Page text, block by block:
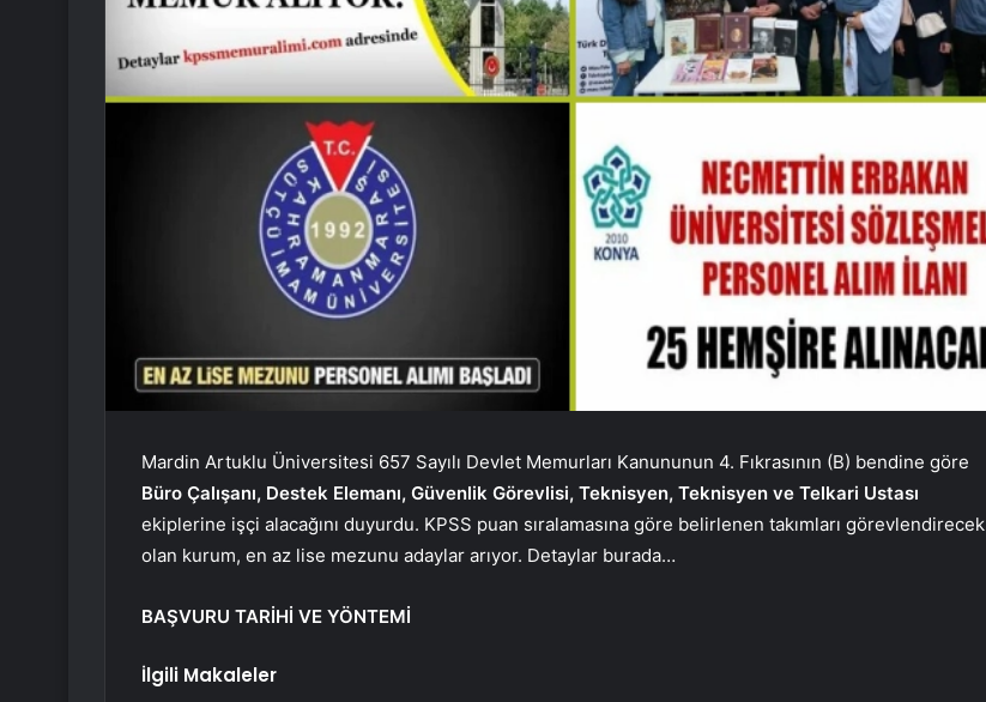
Mardin Artuklu Üniversitesi 657 Sayılı Devlet Memurları Kanununun 4. Fıkrasının (B) bendine göre
Büro Çalışanı, Destek Elemanı, Güvenlik Görevlisi, Teknisyen, Teknisyen ve Telkari Ustası
ekiplerine işçi alacağını duyurdu. KPSS puan sıralamasına göre belirlenen takımları görevlendirecek
olan kurum, en az lise mezunu adaylar arıyor. Detaylar burada…
BAŞVURU TARİHİ VE YÖNTEMİ
İlgili Makaleler